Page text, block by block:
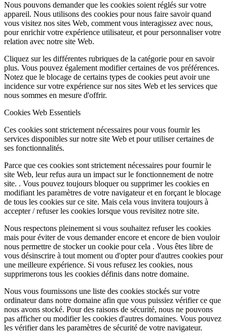
Nous pouvons demander que les cookies soient réglés sur votre
appareil. Nous utilisons des cookies pour nous faire savoir quand
vous visitez nos sites Web, comment vous interagissez avec nous,
pour enrichir votre expérience utilisateur, et pour personnaliser votre
relation avec notre site Web.
Cliquez sur les différentes rubriques de la catégorie pour en savoir
plus. Vous pouvez également modifier certaines de vos préférences.
Notez que le blocage de certains types de cookies peut avoir une
incidence sur votre expérience sur nos sites Web et les services que
nous sommes en mesure d'offrir.
Cookies Web Essentiels
Ces cookies sont strictement nécessaires pour vous fournir les
services disponibles sur notre site Web et pour utiliser certaines de
ses fonctionnalités.
Parce que ces cookies sont strictement nécessaires pour fournir le
site Web, leur refus aura un impact sur le fonctionnement de notre
site. . Vous pouvez toujours bloquer ou supprimer les cookies en
modifiant les paramètres de votre navigateur et en forçant le blocage
de tous les cookies sur ce site. Mais cela vous invitera toujours à
accepter / refuser les cookies lorsque vous revisitez notre site.
Nous respectons pleinement si vous souhaitez refuser les cookies
mais pour éviter de vous demander encore et encore de bien vouloir
nous permettre de stocker un cookie pour cela . Vous êtes libre de
vous désinscrire à tout moment ou d'opter pour d'autres cookies pour
une meilleure expérience. Si vous refusez les cookies, nous
supprimerons tous les cookies définis dans notre domaine.
Nous vous fournissons une liste des cookies stockés sur votre
ordinateur dans notre domaine afin que vous puissiez vérifier ce que
nous avons stocké. Pour des raisons de sécurité, nous ne pouvons
pas afficher ou modifier les cookies d'autres domaines. Vous pouvez
les vérifier dans les paramètres de sécurité de votre navigateur.